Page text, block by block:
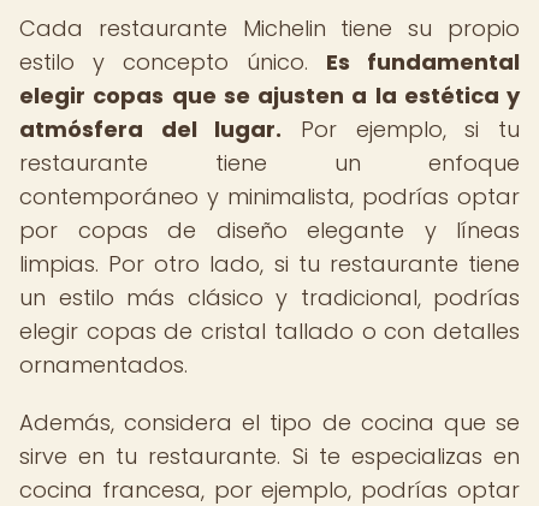
Cada restaurante Michelin tiene su propio
estilo y concepto único. Es fundamental
elegir copas que se ajusten a la estética y
atmósfera del lugar. Por ejemplo, si tu
restaurante tiene un enfoque
contemporáneo y minimalista, podrías optar
por copas de diseño elegante y líneas
limpias. Por otro lado, si tu restaurante tiene
un estilo más clásico y tradicional, podrías
elegir copas de cristal tallado o con detalles
ornamentados.
Además, considera el tipo de cocina que se
sirve en tu restaurante. Si te especializas en
cocina francesa, por ejemplo, podrías optar